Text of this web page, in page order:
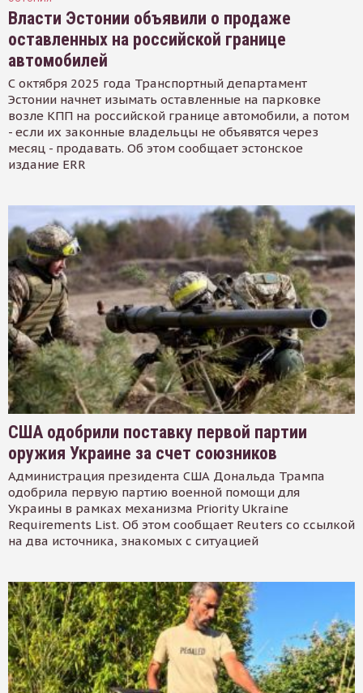
Власти Эстонии объявили о продаже
оставленных на российской границе
автомобилей
С октября 2025 года Транспортный департамент
Эстонии начнет изымать оставленные на парковке
возле КПП на российской границе автомобили, а потом
- если их законные владельцы не объявятся через
месяц - продавать. Об этом сообщает эстонское
издание ERR
США одобрили поставку первой партии
оружия Украине за счет союзников
Администрация президента США Дональда Трампа
одобрила первую партию военной помощи для
Украины в рамках механизма Priority Ukraine
Requirements List. Об этом сообщает Reuters со ссылкой
на два источника, знакомых с ситуацией